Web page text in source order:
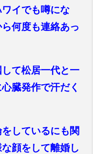
イでも噂にな
何度も連絡あっ
して松居一代と一
臓発作で汗だく
しているにも関
顔をして離婚し